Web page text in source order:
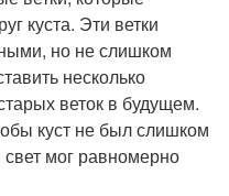
куста. Эти ветки
но не слишком
несколько
веток в будущем.
куст не был слишком
мог равномерно